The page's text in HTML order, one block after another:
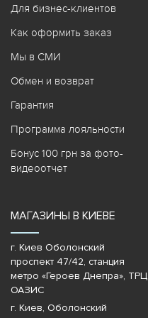
Для бизнес-клиентов
Как оформить заказ
Мы в СМИ
Обмен и возврат
Гарантия
Программа лояльности
Бонус 100 грн за фото-
видеоотчет
МАГАЗИНЫ В КИЕВЕ
г. Киев Оболонский
проспект 47/42, станция
метро «Героев Днепра»‎, ТРЦ
ОАЗИС
г. Киев, Оболонский